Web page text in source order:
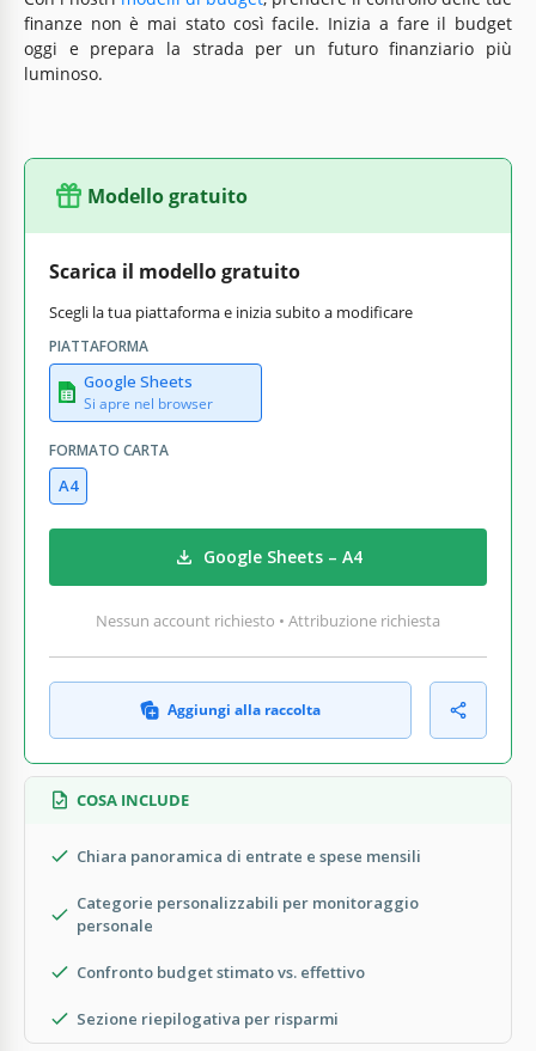
finanze non è mai stato così facile. Inizia a fare il budget
oggi e prepara la strada per un futuro finanziario più
luminoso.
Modello gratuito
Scarica il modello gratuito
Scegli la tua piattaforma e inizia subito a modificare
PIATTAFORMA
Google Sheets
Si apre nel browser
FORMATO CARTA
A4
Google Sheets – A4
Nessun account richiesto • Attribuzione richiesta
Aggiungi alla raccolta
COSA INCLUDE
Chiara panoramica di entrate e spese mensili
Categorie personalizzabili per monitoraggio
personale
Confronto budget stimato vs. effettivo
Sezione riepilogativa per risparmi